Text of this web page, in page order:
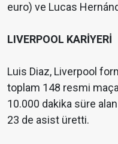
euro) ve Lucas
LIVERPOOL KARİYERİ
Luis Diaz, Liverpool
toplam 148 resmi maça
10.000 dakika süre
23 de asist üretti.